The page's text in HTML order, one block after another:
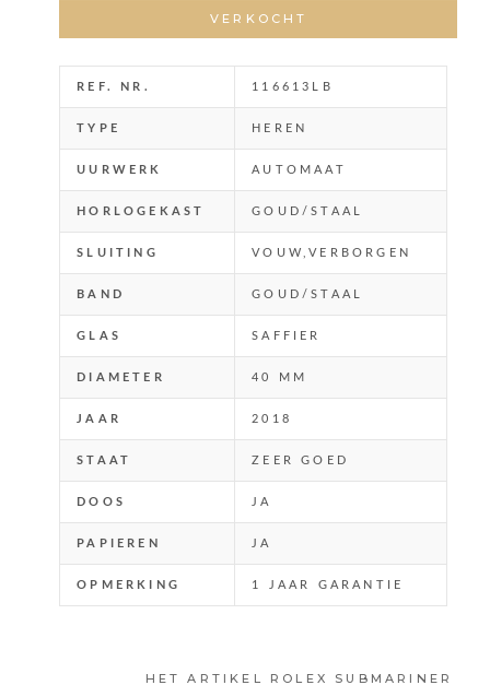
VERKOCHT
REF. NR. 116613LB
TYPE HEREN
UURWERK AUTOMAAT
HORLOGEKAST GOUD/STAAL
SLUITING VOUW,VERBORGEN
BAND GOUD/STAAL
GLAS SAFFIER
DIAMETER 40 MM
JAAR 2018
STAAT ZEER GOED
DOOS JA
PAPIEREN JA
OPMERKING 1 JAAR GARANTIE
HET ARTIKEL ROLEX SUBMARINER